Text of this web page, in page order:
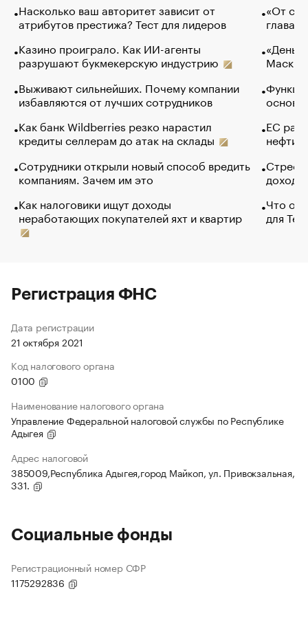
Насколько ваш авторитет зависит от
атрибутов престижа? Тест для лидеров
Казино проиграло. Как ИИ-агенты
разрушают букмекерскую индустрию
Выживают сильнейших. Почему компании
избавляются от лучших сотрудников
Как банк Wildberries резко нарастил
кредиты селлерам до атак на склады
Сотрудники открыли новый способ вредить
компаниям. Зачем им это
Как налоговики ищут доходы
неработающих покупателей яхт и квартир
«От
глава
Маск в
основ
ЕС
нефти
Что
для
Регистрация ФНС
Дата регистрации
21 октября 2021
Код налогового органа
0100
Наименование налогового органа
Управление Федеральной налоговой службы по Республике
Адыгея
Адрес налоговой
385009,Республика Адыгея,город Майкоп, ул. Привокзальная,
331.
Социальные фонды
Регистрационный номер СФР
1175292836